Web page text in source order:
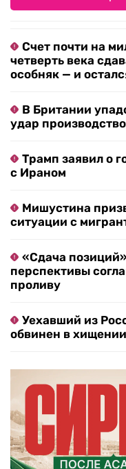
Счет почти на
четверть века
особняк — и
В Британии
удар
Трамп заявил о
с Ираном
Мишустина
ситуации с
«Сдача
перспективы
проливу
Уехавший из
обвинен в